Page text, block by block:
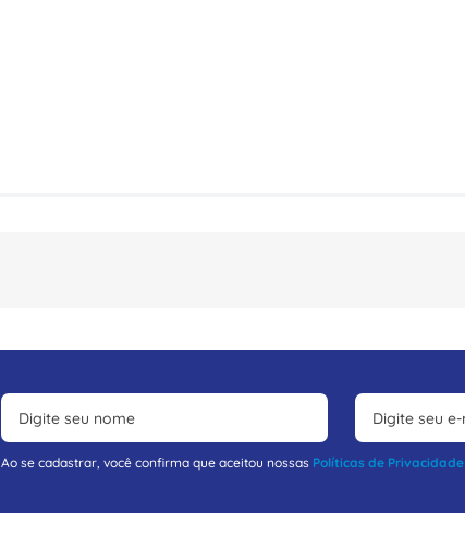
Ao se cadastrar, você confirma que aceitou nossas Políticas de Privacidade